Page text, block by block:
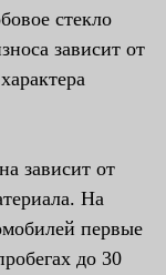
стекло
зависит от
зависит от
На
первые
до 30